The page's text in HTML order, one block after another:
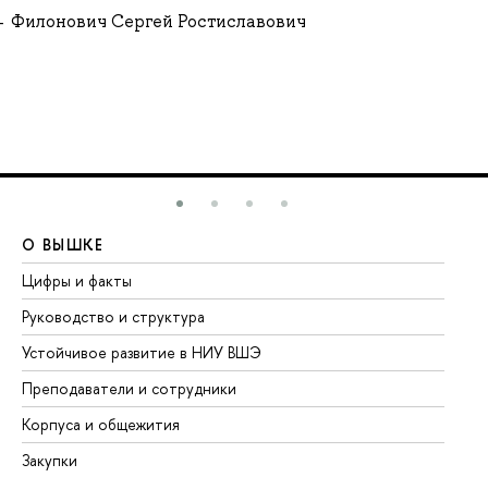
Филонович Сергей Ростиславович
О ВЫШКЕ
Цифры и факты
Руководство и структура
Устойчивое развитие в НИУ ВШЭ
Преподаватели и сотрудники
Корпуса и общежития
Закупки